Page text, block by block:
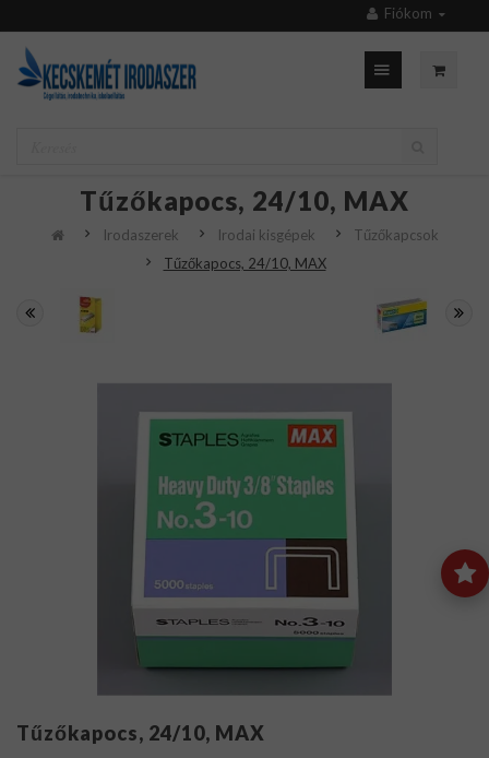
Fiókom
Tűzőkapocs, 24/10, MAX
Irodaszerek Irodai kisgépek
Tűzőkapcsok
Tűzőkapocs, 24/10, MAX
Tűzőkapocs, 24/10, MAX